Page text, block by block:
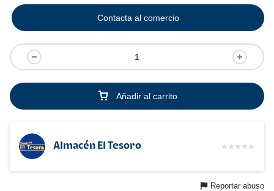
Añadir al carrito
Contacta al comercio
Almacén El Tesoro
Reportar abuso